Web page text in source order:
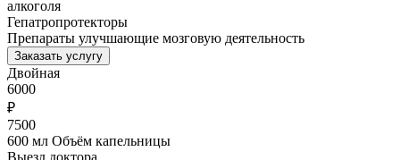
алкоголя
Гепатропротекторы
Препараты улучшающие мозговую деятельность
Заказать услугу
Двойная
6000
₽
7500
600 мл Объём капельницы
Выезд доктора